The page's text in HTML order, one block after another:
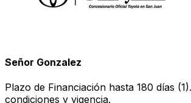
Señor Gonzalez
Plazo de Financiación hasta 180 días
condiciones y vigencia.